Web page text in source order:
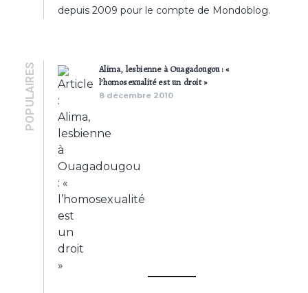
depuis 2009 pour le compte de Mondoblog.
POPULAIRES
Alima, lesbienne à Ouagadougou : «
l’homosexualité est un droit »
8 décembre 2010